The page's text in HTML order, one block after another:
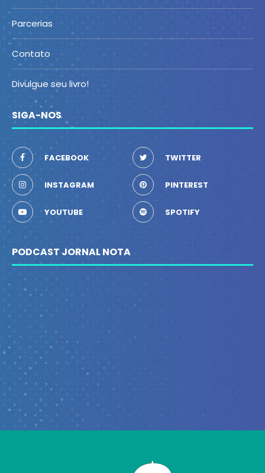
Parcerias
Contato
Divulgue seu livro!
SIGA-NOS
FACEBOOK TWITTER
INSTAGRAM PINTEREST
YOUTUBE SPOTIFY
PODCAST JORNAL NOTA